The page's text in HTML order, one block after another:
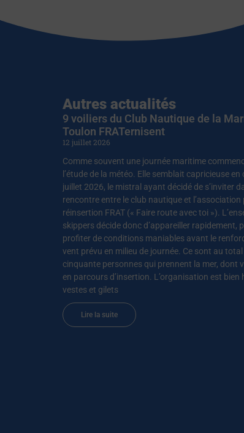
Autres actualités
9 voiliers du Club Nautique de la
Toulon FRATernisent
12 juillet 2026
Comme souvent une journée maritime
l’étude de la météo. Elle semblait capricieuse en
juillet 2026, le mistral ayant décidé de s’inviter
rencontre entre le club nautique et l’association
réinsertion FRAT (« Faire route avec toi »).
skippers décide donc d’appareiller rapidement,
profiter de conditions maniables avant le
vent prévu en milieu de journée. Ce sont au
cinquante personnes qui prennent la mer, dont
en parcours d’insertion. L’organisation est bien
vestes et gilets
Lire la suite